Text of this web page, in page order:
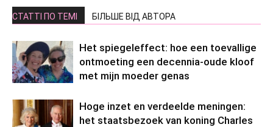
СТАТТІ ПО ТЕМІ БІЛЬШЕ ВІД АВТОРА
Het spiegeleffect: hoe een toevallige
ontmoeting een decennia-oude kloof
met mijn moeder genas
Hoge inzet en verdeelde meningen:
het staatsbezoek van koning Charles